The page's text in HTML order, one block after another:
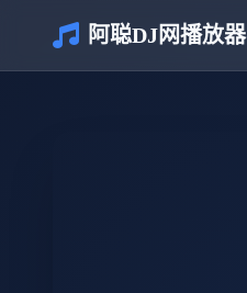
阿聪DJ网播放器
介绍